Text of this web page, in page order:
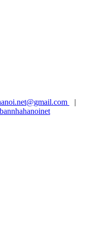
|
bannhahanoinet